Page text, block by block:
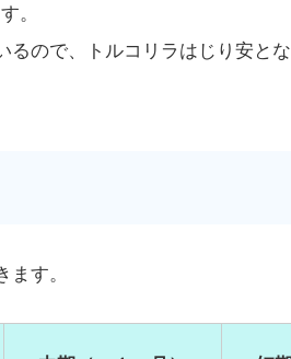
。
るので、トルコリラはじり安と
ます。